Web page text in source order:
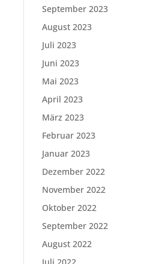
September 2023
August 2023
Juli 2023
Juni 2023
Mai 2023
April 2023
März 2023
Februar 2023
Januar 2023
Dezember 2022
November 2022
Oktober 2022
September 2022
August 2022